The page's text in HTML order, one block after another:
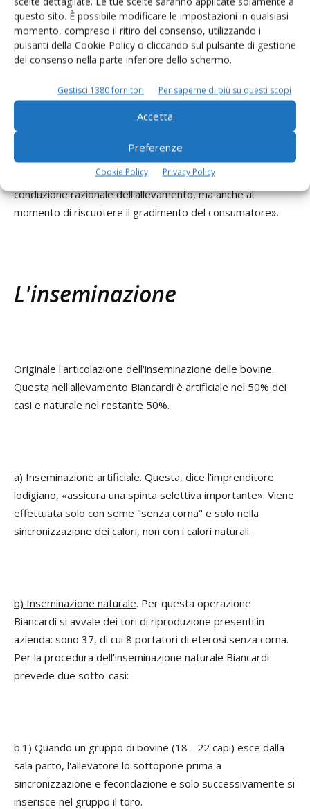
questo sito. È possibile modificare le impostazioni in qualsiasi
momento, compreso il ritiro del consenso, utilizzando i
pulsanti della Cookie Policy o cliccando sul pulsante di gestione
del consenso nella parte inferiore dello schermo.
Gestisci 1380 fornitori Per saperne di più su questi scopi
Accetta
Preferenze
Cookie Policy Privacy Policy
A proposito di benessere e di qualità della carne, Biancardi
aggiunge: «Quando in un allevamento c'è benessere
animale, quando la salute animale è assicurata, quando c'è
continuità alimentare e sanitaria tra prima parte della vita
del vitello e successiva fase d'ingrasso, come nel nostro
caso, è quasi automatico che poi la carne bovina alla fine
risulti di qualità superiore. Una gestione ottimale del bovino
fin dai suoi primi mesi di vita costituisce indiscutibilmente
una marcia in più per l'impresa zootecnica, non solo per una
conduzione razionale dell'allevamento, ma anche al
momento di riscuotere il gradimento del consumatore».
L'inseminazione
Originale l'articolazione dell'inseminazione delle bovine.
Questa nell'allevamento Biancardi è artificiale nel 50% dei
casi e naturale nel restante 50%.
a) Inseminazione artificiale. Questa, dice l'imprenditore
lodigiano, «assicura una spinta selettiva importante». Viene
effettuata solo con seme "senza corna" e solo nella
sincronizzazione dei calori, non con i calori naturali.
b) Inseminazione naturale. Per questa operazione
Biancardi si avvale dei tori di riproduzione presenti in
azienda: sono 37, di cui 8 portatori di eterosi senza corna.
Per la procedura dell'inseminazione naturale Biancardi
prevede due sotto-casi:
b.1) Quando un gruppo di bovine (18 - 22 capi) esce dalla
sala parto, l'allevatore lo sottopone prima a
sincronizzazione e fecondazione e solo successivamente si
inserisce nel gruppo il toro.